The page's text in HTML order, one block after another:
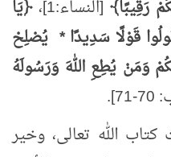
رَقِيبًا﴾ [النساء:1]،
﴿يَا
قَوْلًا سَدِيدًا * يُصْلِحْ
وَمَنْ يُطِعِ اللهَ وَرَسُولَهُ
الله تعالى، وخير